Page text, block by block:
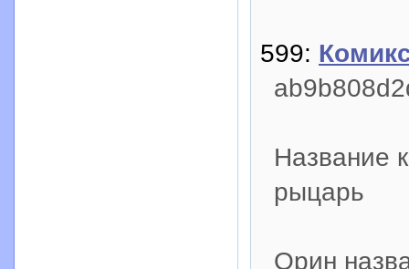
599:
Название
рыцарь
Орин